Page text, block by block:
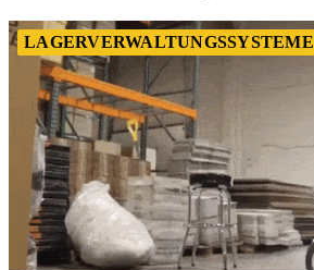
LAGERVERWALTUNGSSYSTEME